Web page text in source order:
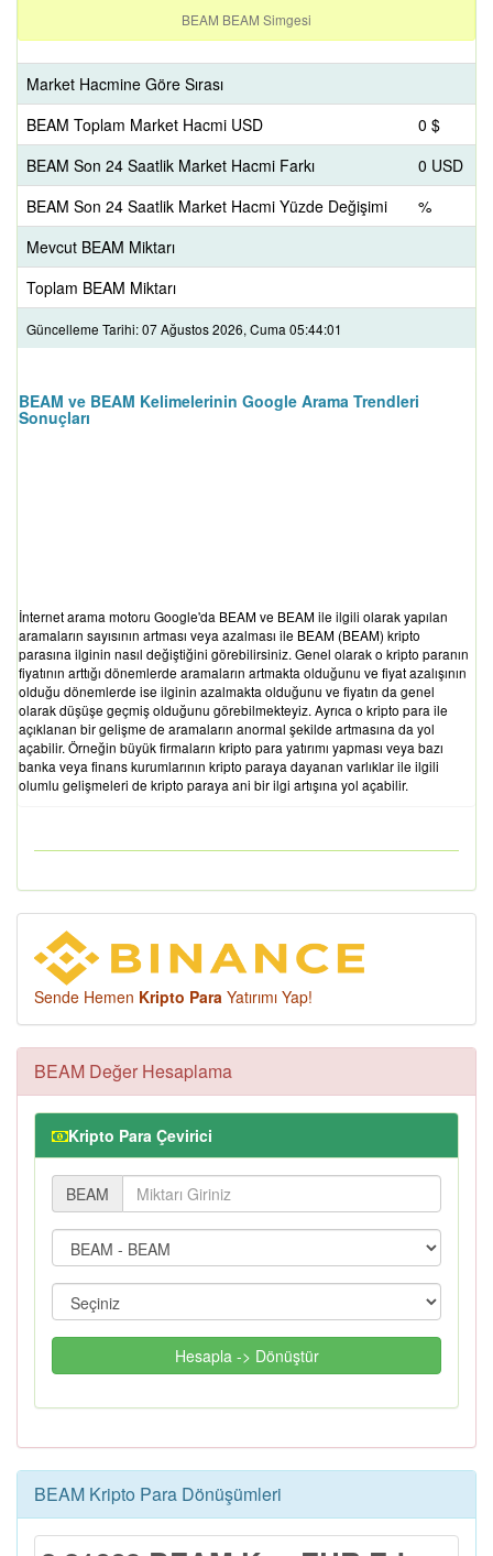
BEAM BEAM Simgesi
Market Hacmine Göre Sırası
BEAM Toplam Market Hacmi USD
0 $
BEAM Son 24 Saatlik Market Hacmi Farkı
0 USD
BEAM Son 24 Saatlik Market Hacmi Yüzde Değişimi
%
Mevcut BEAM Miktarı
Toplam BEAM Miktarı
Güncelleme Tarihi: 07 Ağustos 2026, Cuma 05:44:01
BEAM ve BEAM Kelimelerinin Google Arama Trendleri
Sonuçları
İnternet arama motoru Google'da BEAM ve BEAM ile ilgili olarak yapılan
aramaların sayısının artması veya azalması ile BEAM (BEAM) kripto
parasına ilginin nasıl değiştiğini görebilirsiniz. Genel olarak o kripto paranın
fiyatının arttığı dönemlerde aramaların artmakta olduğunu ve fiyat azalışının
olduğu dönemlerde ise ilginin azalmakta olduğunu ve fiyatın da genel
olarak düşüşe geçmiş olduğunu görebilmekteyiz. Ayrıca o kripto para ile
açıklanan bir gelişme de aramaların anormal şekilde artmasına da yol
açabilir. Örneğin büyük firmaların kripto para yatırımı yapması veya bazı
banka veya finans kurumlarının kripto paraya dayanan varlıklar ile ilgili
olumlu gelişmeleri de kripto paraya ani bir ilgi artışına yol açabilir.
Sende Hemen Kripto Para Yatırımı Yap!
BEAM Değer Hesaplama
Kripto Para Çevirici
BEAM
Hesapla -> Dönüştür
BEAM Kripto Para Dönüşümleri